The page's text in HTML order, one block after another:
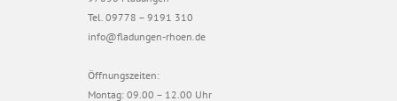
Tel. 09778 – 9191 310
info@fladungen-rhoen.de
Öffnungszeiten:
Montag: 09.00 – 12.00 Uhr